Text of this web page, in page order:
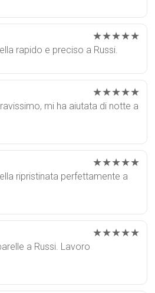
★★★★★
rapido e preciso a Russi.
★★★★★
mi ha aiutata di notte a
★★★★★
ripristinata perfettamente a
★★★★★
a Russi. Lavoro